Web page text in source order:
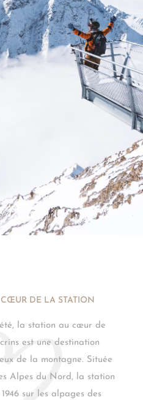
DE LA STATION
la station au cœur de
est une destination
de la montagne. Située
Alpes du Nord, la station
sur les alpages des